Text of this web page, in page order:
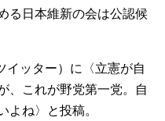
る日本維新の会は公認候
イッター）に〈立憲が自
、これが野党第一党。自
よね〉と投稿。